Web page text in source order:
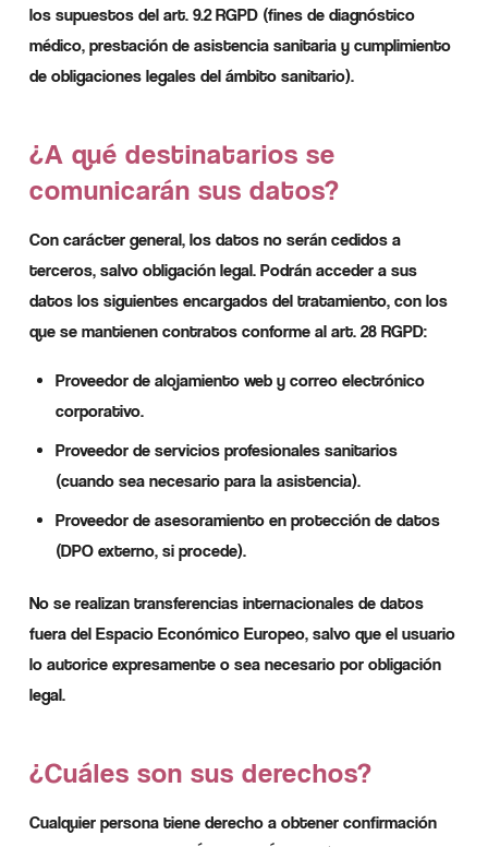
los supuestos del art. 9.2 RGPD (fines de diagnóstico
médico, prestación de asistencia sanitaria y cumplimiento
de obligaciones legales del ámbito sanitario).
¿A qué destinatarios se
comunicarán sus datos?
Con carácter general, los datos no serán cedidos a
terceros, salvo obligación legal. Podrán acceder a sus
datos los siguientes encargados del tratamiento, con los
que se mantienen contratos conforme al art. 28 RGPD:
Proveedor de alojamiento web y correo electrónico
corporativo.
Proveedor de servicios profesionales sanitarios
(cuando sea necesario para la asistencia).
Proveedor de asesoramiento en protección de datos
(DPO externo, si procede).
No se realizan transferencias internacionales de datos
fuera del Espacio Económico Europeo, salvo que el usuario
lo autorice expresamente o sea necesario por obligación
legal.
¿Cuáles son sus derechos?
Cualquier persona tiene derecho a obtener confirmación